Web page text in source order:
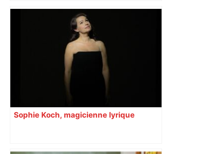
"C'est la reprise des bouchons et c'est
horrible", plus de 17 km de
ralentissements autour de Toulouse ce
jeudi matin, on vous donne les
secteurs à éviter – ladepeche.fr
Sophie Koch, magicienne lyrique